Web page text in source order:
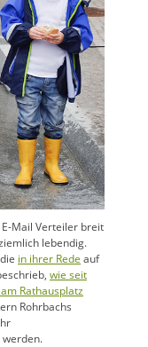
Mail Verteiler breit
lebendig.
in ihrer Rede auf
wie seit
Rathausplatz
Rohrbachs